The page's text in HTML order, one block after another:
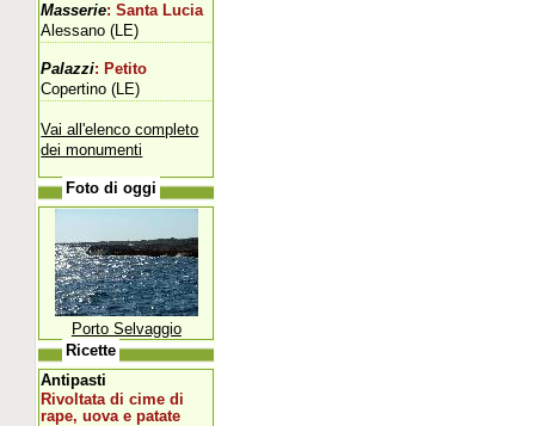
Masserie: Santa Lucia
Alessano (LE)
Palazzi: Petito
Copertino (LE)
Vai all'elenco completo
dei monumenti
Foto di oggi
Porto Selvaggio
Ricette
Antipasti
Rivoltata di cime di
rape, uova e patate